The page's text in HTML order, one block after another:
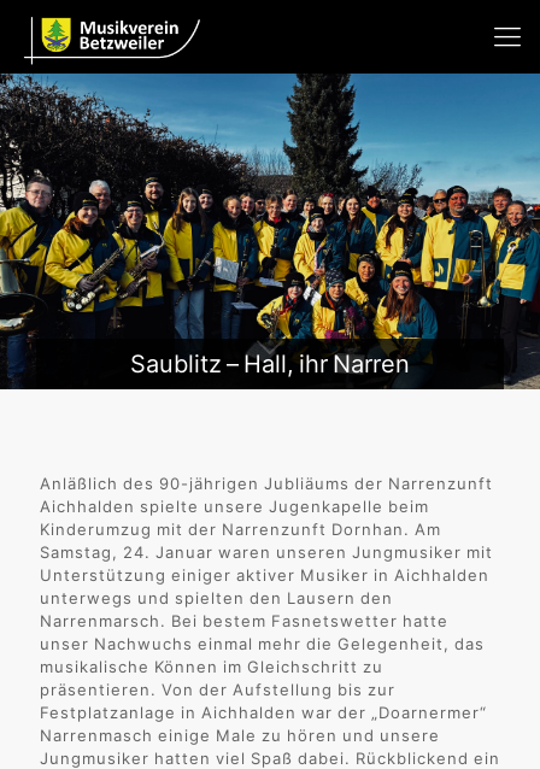
Saublitz – Hall, ihr Narren
Anläßlich des 90-jährigen Jubliäums der Narrenzunft
Aichhalden spielte unsere Jugenkapelle beim
Kinderumzug mit der Narrenzunft Dornhan. Am
Samstag, 24. Januar waren unseren Jungmusiker mit
Unterstützung einiger aktiver Musiker in Aichhalden
unterwegs und spielten den Lausern den
Narrenmarsch. Bei bestem Fasnetswetter hatte
unser Nachwuchs einmal mehr die Gelegenheit, das
musikalische Können im Gleichschritt zu
präsentieren. Von der Aufstellung bis zur
Festplatzanlage in Aichhalden war der „Doarnermer“
Narrenmasch einige Male zu hören und unsere
Jungmusiker hatten viel Spaß dabei. Rückblickend ein